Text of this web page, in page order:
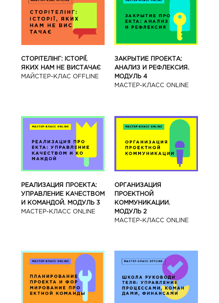
СТОРІТЕЛІНГ: ІСТОРІЇ,
ЯКИХ НАМ НЕ ВИСТАЧАЄ
МАЙСТЕР-КЛАС OFFLINE
ЗАКРЫТИЕ ПРОЕКТА:
АНАЛИЗ И РЕФЛЕКСИЯ.
МОДУЛЬ 4
МАСТЕР-КЛАСС ONLINE
РЕАЛИЗАЦИЯ ПРОЕКТА:
УПРАВЛЕНИЕ КАЧЕСТВОМ
И КОМАНДОЙ. МОДУЛЬ 3
МАСТЕР-КЛАСС ONLINE
ОРГАНИЗАЦИЯ
ПРОЕКТНОЙ
КОММУНИКАЦИИ.
МОДУЛЬ 2
МАСТЕР-КЛАСС ONLINE